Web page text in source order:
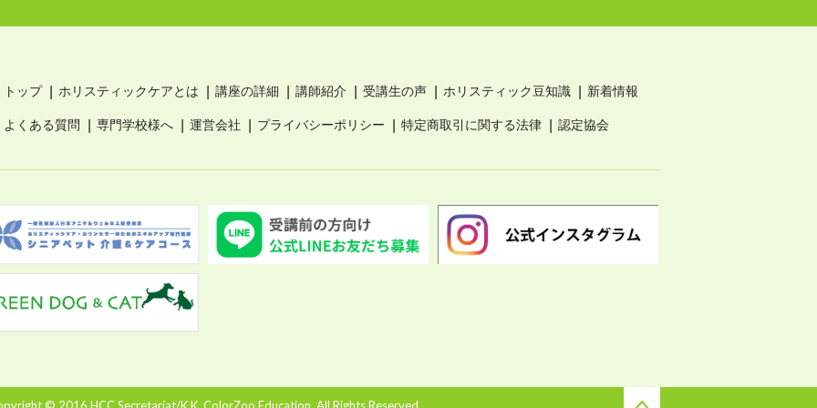
トップ ホリスティックケアとは 講座の詳細 講師紹介 受講生の声 ホリスティック豆知識 新着情報
よくある質問 専門学校様へ 運営会社 プライバシーポリシー 特定商取引に関する法律 認定協会